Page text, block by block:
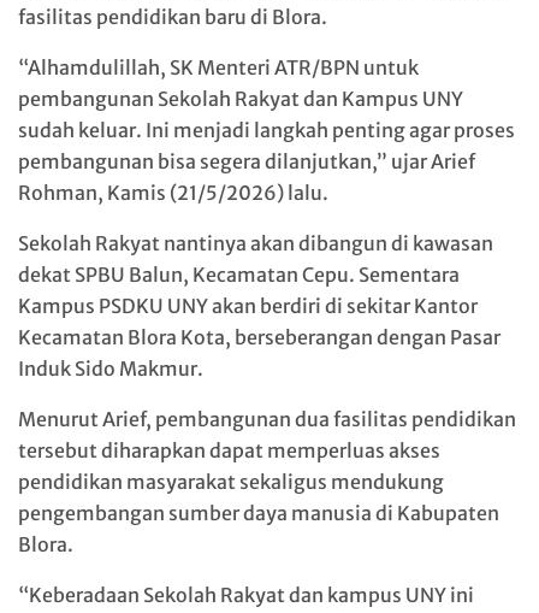
fasilitas pendidikan baru di Blora.
“Alhamdulillah, SK Menteri ATR/BPN untuk
pembangunan Sekolah Rakyat dan Kampus UNY
sudah keluar. Ini menjadi langkah penting agar proses
pembangunan bisa segera dilanjutkan,” ujar Arief
Rohman, Kamis (21/5/2026) lalu.
Sekolah Rakyat nantinya akan dibangun di kawasan
dekat SPBU Balun, Kecamatan Cepu. Sementara
Kampus PSDKU UNY akan berdiri di sekitar Kantor
Kecamatan Blora Kota, berseberangan dengan Pasar
Induk Sido Makmur.
Menurut Arief, pembangunan dua fasilitas pendidikan
tersebut diharapkan dapat memperluas akses
pendidikan masyarakat sekaligus mendukung
pengembangan sumber daya manusia di Kabupaten
Blora.
“Keberadaan Sekolah Rakyat dan kampus UNY ini